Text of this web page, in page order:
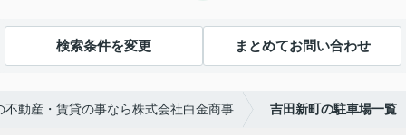
検索条件を変更 まとめてお問い合わせ
不動産・賃貸の事なら株式会社白金商事 吉田新町の駐車場一覧